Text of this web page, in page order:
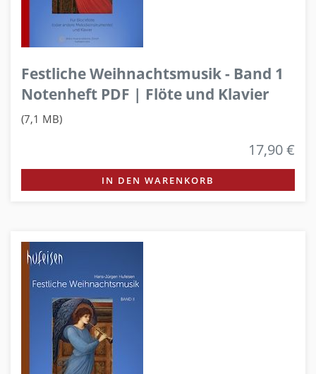
Festliche Weihnachtsmusik - Band 1
Notenheft PDF | Flöte und Klavier
(7,1 MB)
17,90 €
IN DEN WARENKORB